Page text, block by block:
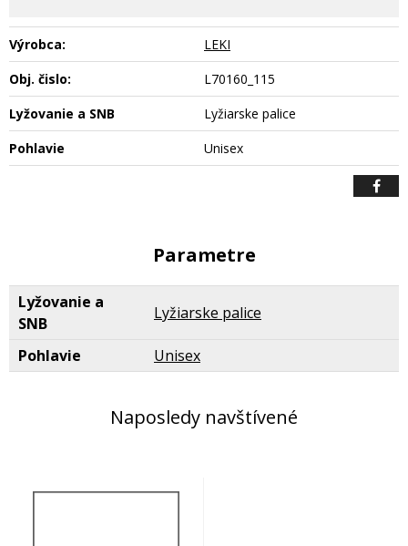
Výrobca:
LEKI
Obj. čislo:
L70160_115
Lyžovanie a SNB
Lyžiarske palice
Pohlavie
Unisex
Parametre
Lyžovanie a
SNB
Lyžiarske palice
Pohlavie Unisex
Naposledy navštívené